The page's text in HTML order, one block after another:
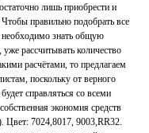
лишь приобрести и
правильно подобрать все
знать общую
рассчитывать количество
расчётами, то предлагаем
поскольку от верного
справляться со всеми
экономия средств
Цвет: 7024,8017, 9003,RR32.